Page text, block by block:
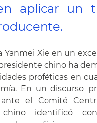
aplicar un
Yanmei Xie en un
chino ha
proféticas en
En un discurso
el Comité
chino identificó